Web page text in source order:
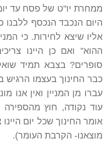
ממחרת יו"ט של פסח עד
היום הנכבד הנכסף
אליו שיצא לחירות. כי
ההוא" ואם כן היינו
סופרים? בצבא תמיד
כבר החינוך בעצמו הרגיש
עברו מן המניין ואין אנו
עוד נקודה, חוץ
אומר החינוך שכל יום
מוצאנו- הקרבת העומר).